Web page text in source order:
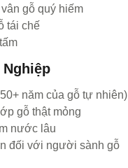
gỗ quý hiếm
tái chế
năm của gỗ tự nhiên)
gỗ thật mỏng
nước lâu
đối với người sành gỗ